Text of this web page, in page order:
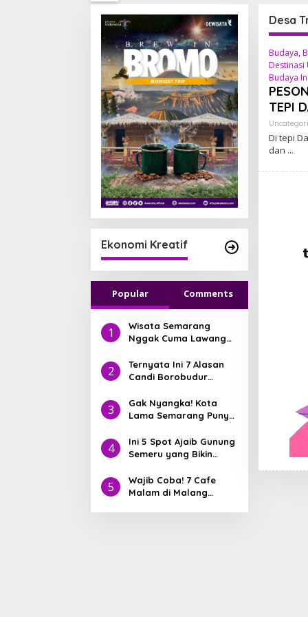
Ekonomi Kreatif
Popular Comments
1
Wisata Semarang
Nggak Cuma Lawang
yang Lagi Jadi Incaran
Traveler
2
Ternyata Ini 7 Alasan
Candi Borobudur
Keajaiban Dunia
3
Gak Nyangka! Kota
Lama Semarang Punya
yang Lebih Tua dari
Jakarta
4
Ini 5 Spot Ajaib Gunung
Semeru yang Bikin
5
Wajib Coba! 7 Cafe
Malam di Malang
Desa
Budaya,
Destinasi
Budaya
TEPI
Di tepi
dan